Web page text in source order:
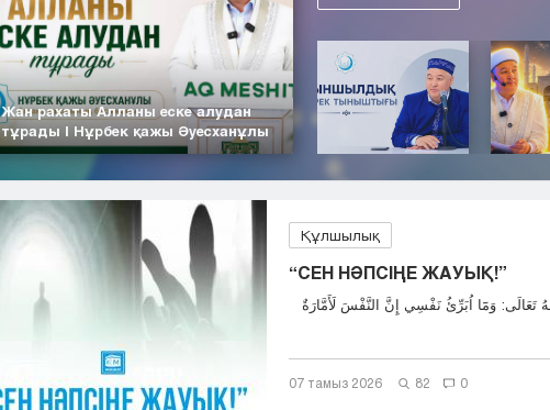
Жан рахаты Алланы еске алудан
тұрады | Нұрбек қажы Әуесханұлы
Құлшылық
“СЕН НӘПСІҢЕ ЖАУЫҚ!”
07 тамыз 2026 82 0